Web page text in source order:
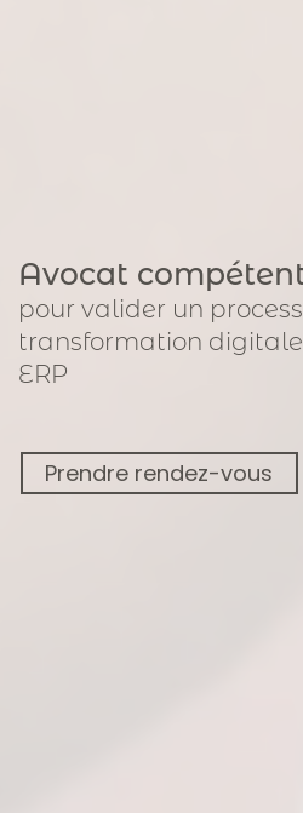
Avocat
pour valider un
transformation digitale
ERP
Prendre rendez-vous